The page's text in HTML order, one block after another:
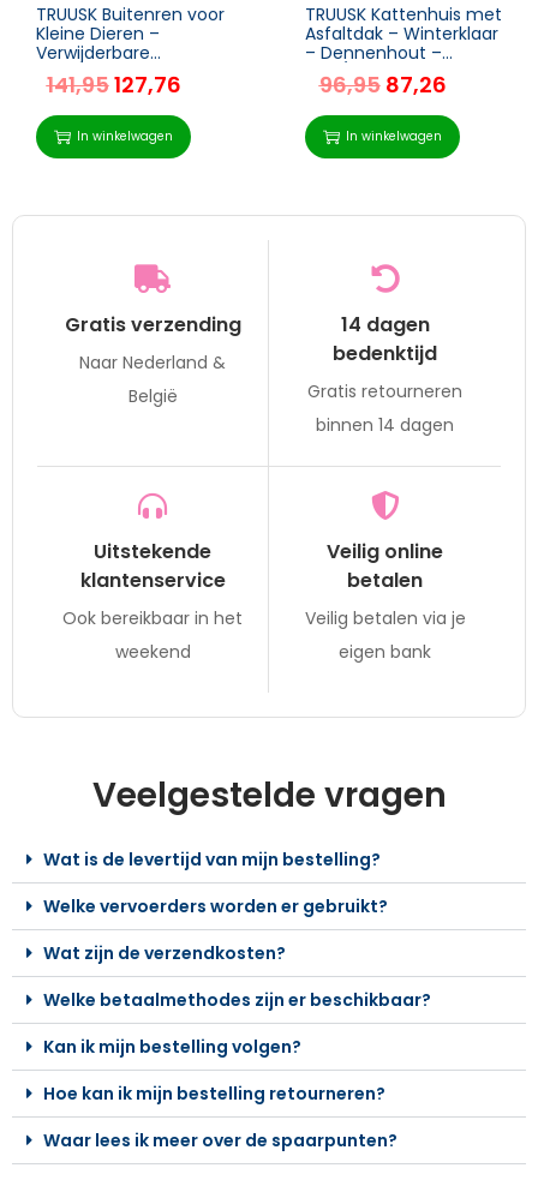
TRUUSK Buitenren voor
Kleine Dieren –
Verwijderbare
Bodemplaat –
Weerbestendig – 125,5
x 100 x 49 cm –
Groen/Naturel
141,95127,76
In winkelwagen
TRUUSK Kattenhuis met
Asfaltdak – Winterklaar
– Dennenhout –
Grijs/Zwart – 87 x 52 x
48 cm – Voor Katten
en Honden – Buiten –
Met
96,95 87,26
In winkelwagen
Gratis verzending
Naar Nederland &
België
14 dagen
bedenktijd
Gratis retourneren
binnen 14 dagen
Uitstekende
klantenservice
Ook bereikbaar in het
weekend
Veilig online
betalen
Veilig betalen via je
eigen bank
Veelgestelde vragen
Wat is de levertijd van mijn bestelling?
Welke vervoerders worden er gebruikt?
Wat zijn de verzendkosten?
Welke betaalmethodes zijn er beschikbaar?
Kan ik mijn bestelling volgen?
Hoe kan ik mijn bestelling retourneren?
Waar lees ik meer over de spaarpunten?